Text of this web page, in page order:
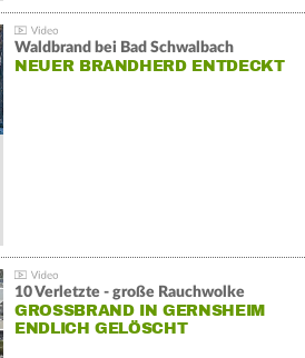
Waldbrand bei Bad Schwalbach
NEUER BRANDHERD ENTDECKT
10 Verletzte - große Rauchwolke
GROSSBRAND IN GERNSHEIM E
NDLICH GELÖSCHT